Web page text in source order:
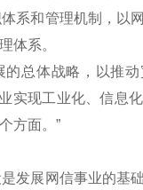
系和管理机制，以
体系。
总体战略，以推动
实现工业化、信息
方面。”
展网信事业的基